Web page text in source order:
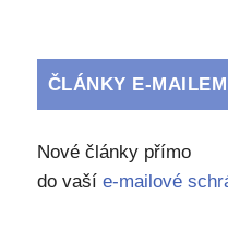
ČLÁNKY E-MAILEM
Nové články přímo
do vaší e-mailové